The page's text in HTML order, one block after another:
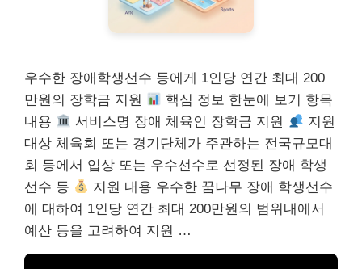
우수한 장애학생선수 등에게 1인당 연간 최대 200
만원의 장학금 지원
핵심 정보 한눈에 보기 항목
내용
서비스명 장애 체육인 장학금 지원
지원
대상 체육회 또는 경기단체가 주관하는 전국규모대
회 등에서 입상 또는 우수선수로 선정된 장애 학생
선수 등
지원 내용 우수한 꿈나무 장애 학생선수
에 대하여 1인당 연간 최대 200만원의 범위내에서
예산 등을 고려하여 지원 …